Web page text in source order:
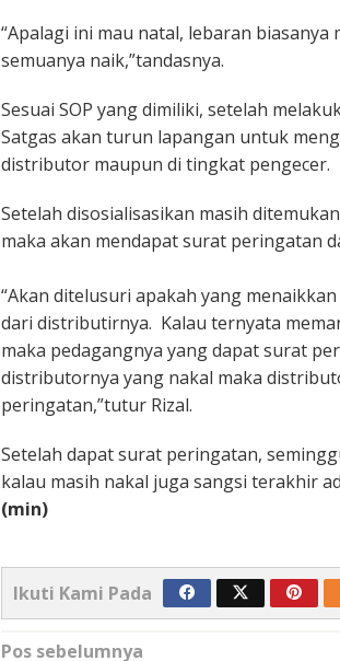
“Apalagi ini mau natal, lebaran biasanya
semuanya naik,”tandasnya.
Sesuai SOP yang dimiliki, setelah
Satgas akan turun lapangan untuk
distributor maupun di tingkat pengecer.
Setelah disosialisasikan masih
maka akan mendapat surat peringatan
“Akan ditelusuri apakah yang
dari distributirnya. Kalau ternyata
maka pedagangnya yang dapat surat
distributornya yang nakal maka
peringatan,”tutur Rizal.
Setelah dapat surat peringatan,
kalau masih nakal juga sangsi terakhir
(min)
Ikuti Kami Pada
Navigasi
Pos sebelumnya